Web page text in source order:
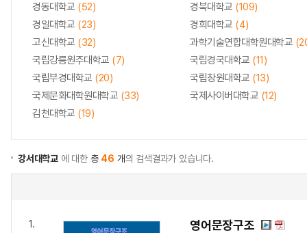
경동대학교 (52) 경북대학교 (109)
경일대학교 (23) 경희대학교 (4)
고신대학교 (32) 과학기술연합대학원대학교
국립강릉원주대학교 (7) 국립경국대학교 (11)
국립부경대학교 (20) 국립창원대학교 (13)
국제문화대학원대학교 (33) 국제사이버대학교 (12)
김천대학교 (19)
강서대학교 에 대한 총 46 개의 검색결과가 있습니다.
1. 영어문장구조